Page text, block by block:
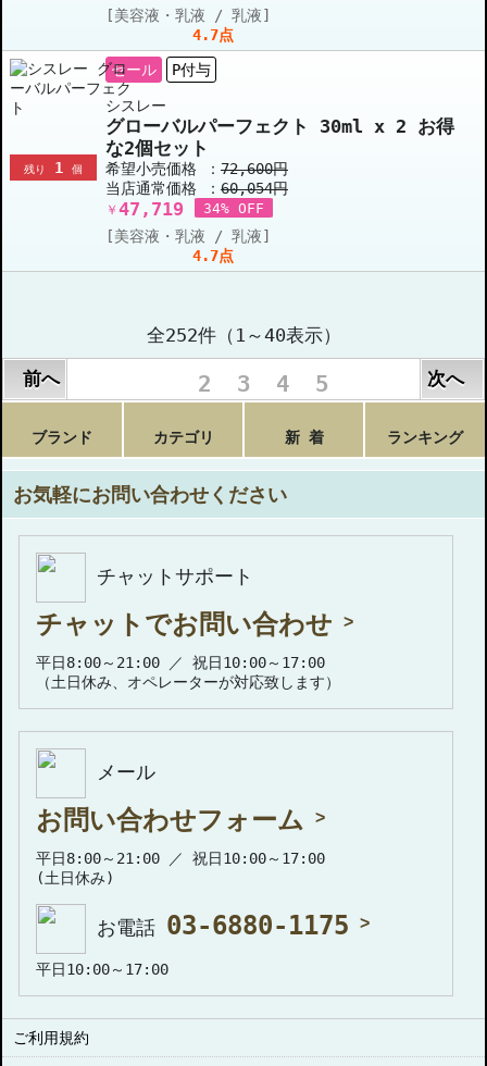
[美容液・乳液 / 乳液]
4.7点
残り 1 個
セール P付与
シスレー
グローバルパーフェクト 30ml x 2 お得
な2個セット
希望小売価格 ： 72,600円
当店通常価格 ： 60,054円
￥ 47,719 34% OFF
[美容液・乳液 / 乳液]
4.7点
全252件（1～40表示）
前へ
2 3 4 5 次へ
ブランド カテゴリ 新 着 ランキング
お気軽にお問い合わせください
チャットサポート
チャットでお問い合わせ
平日8:00～21:00 ／ 祝日10:00～17:00
（土日休み、オペレーターが対応致します）
メール
お問い合わせフォーム
平日8:00～21:00 ／ 祝日10:00～17:00
(土日休み)
お電話 03-6880-1175
平日10:00～17:00
ご利用規約